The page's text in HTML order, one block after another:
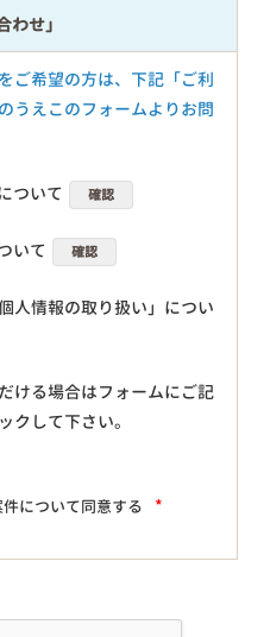
わせ」
ご希望の方は、下記「ご利
うえこのフォームよりお問
ついて 確認
いて 確認
人情報の取り扱い」につい
ける場合はフォームにご記
クして下さい。
について同意する *